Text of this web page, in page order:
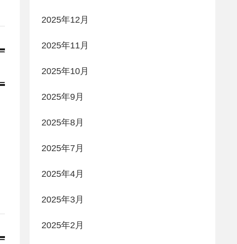
2025年12月
2025年11月
2025年10月
2025年9月
2025年8月
2025年7月
2025年4月
2025年3月
2025年2月